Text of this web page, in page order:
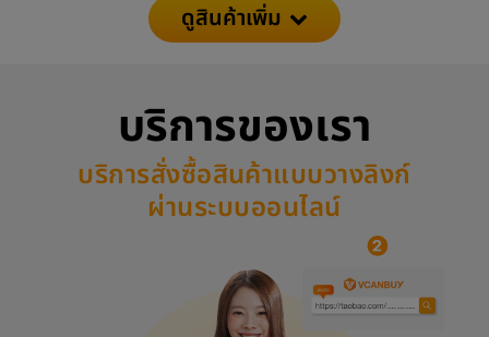
ดูสินค้าเพิ่ม
บริการของเรา
บริการสั่งซื้อสินค้าแบบวางลิงก์
ผ่านระบบออนไลน์